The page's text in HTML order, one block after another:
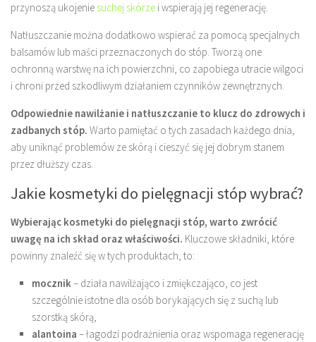
przynoszą ukojenie suchej skórze i wspierają jej regenerację.
Natłuszczanie można dodatkowo wspierać za pomocą specjalnych
balsamów lub maści przeznaczonych do stóp. Tworzą one
ochronną warstwę na ich powierzchni, co zapobiega utracie wilgoci
i chroni przed szkodliwym działaniem czynników zewnętrznych.
Odpowiednie nawilżanie i natłuszczanie to klucz do zdrowych i
zadbanych stóp. Warto pamiętać o tych zasadach każdego dnia,
aby uniknąć problemów ze skórą i cieszyć się jej dobrym stanem
przez dłuższy czas.
Jakie kosmetyki do pielęgnacji stóp wybrać?
Wybierając kosmetyki do pielęgnacji stóp, warto zwrócić
uwagę na ich skład oraz właściwości. Kluczowe składniki, które
powinny znaleźć się w tych produktach, to:
mocznik– działa nawilżająco i zmiękczająco, co jest
szczególnie istotne dla osób borykających się z suchą lub
szorstką skórą,
alantoina – łagodzi podrażnienia oraz wspomaga regenerację